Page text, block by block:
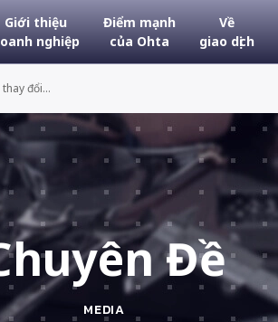
Giới thiệu
nghiệp
Điểm mạnh
của Ohta
Về
giao dịch
đổi...
Đề
MEDIA